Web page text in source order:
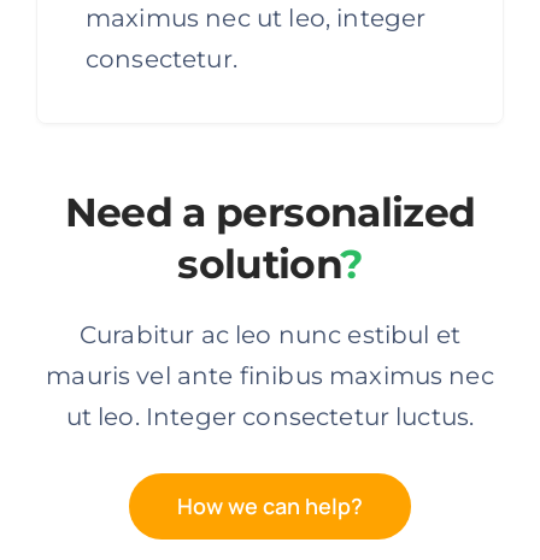
maximus nec ut leo, integer
consectetur.
Need a personalized
solution?
Curabitur ac leo nunc estibul et
mauris vel ante finibus maximus nec
ut leo. Integer consectetur luctus.
How we can help?